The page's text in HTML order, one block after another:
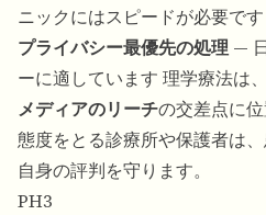
ニックにはスピードが必要です
プライバシー最優先の処理 —
ーに適しています 理学療法は、
メディアのリーチの交差点に
態度をとる診療所や保護者は
自身の評判を守ります。
PH3